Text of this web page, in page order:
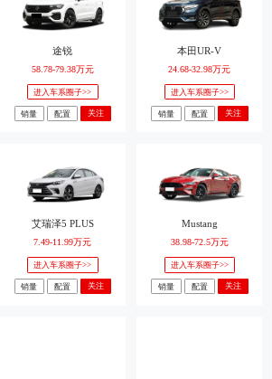
途锐
58.78-79.38万元
进入车系圈子>>
销量 配置 关注
本田UR-V
24.68-32.98万元
进入车系圈子>>
销量 配置 关注
艾瑞泽5 PLUS
7.49-11.99万元
进入车系圈子>>
销量 配置 关注
Mustang
38.98-72.5万元
进入车系圈子>>
销量 配置 关注